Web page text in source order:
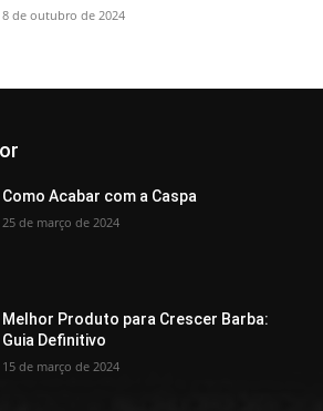
8 de outubro de 2024
Como Acabar com a Caspa
25 de março de 2024
Melhor Produto para Crescer Barba:
Guia Definitivo
15 de março de 2024